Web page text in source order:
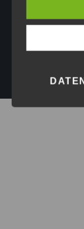
Copyright ©